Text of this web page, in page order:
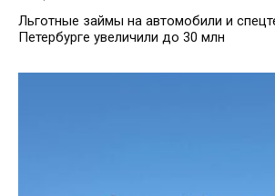
Льготные займы на автомобили и
Петербурге увеличили до 30 млн